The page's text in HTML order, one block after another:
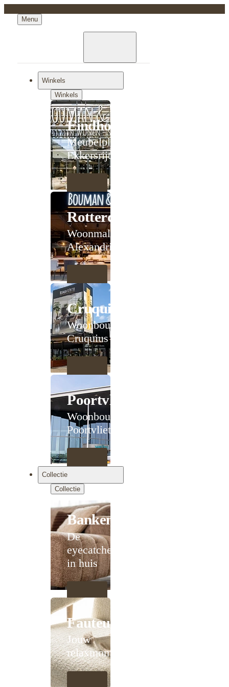
Menu
Winkels
Winkels
Eindhoven
Meubelplein
Ekkersrijt
Rotterdam
Woonmall
Alexandrium
Cruquius
Woonboulevard
Cruquius
Poortvliet
Woonboulevard
Poortvliet XXL
Collectie
Collectie
Banken
De
eyecatcher
in huis
Fauteuils
Jouw
relaxmoment